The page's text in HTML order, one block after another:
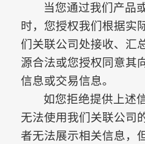
当您通过我们产品
时，您授权我们根据实
们关联公司处接收、汇
源合法或您授权同意其
信息或交易信息。
如您拒绝提供上述
无法使用我们关联公司
者无法展示相关信息，